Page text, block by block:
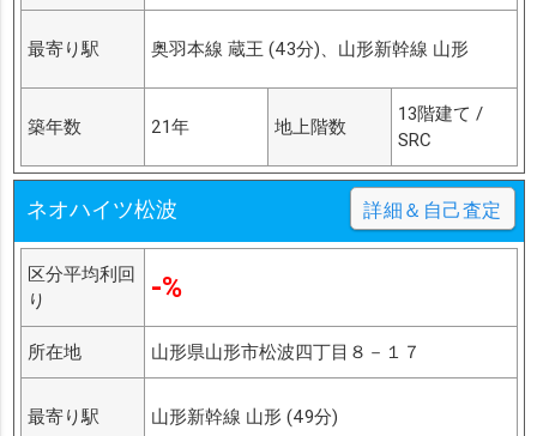
最寄り駅 奥羽本線 蔵王 (43分)、山形新幹線 山形
築年数 21年 地上階数
13階建て /
SRC
ネオハイツ松波 詳細＆自己査定
区分平均利回
り
-%
所在地 山形県山形市松波四丁目８－１７
最寄り駅 山形新幹線 山形 (49分)